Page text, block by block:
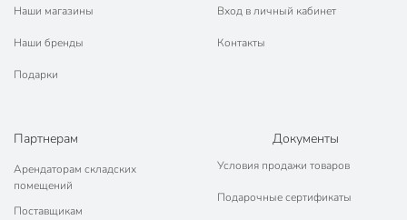
Наши магазины
Наши бренды
Подарки
Вход в личный кабинет
Контакты
Партнерам
Арендаторам складских
помещений
Поставщикам
Документы
Условия продажи товаров
Подарочные сертификаты